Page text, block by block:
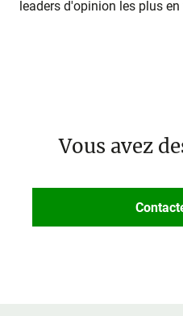
leaders d'opinion les plus en
Vous avez